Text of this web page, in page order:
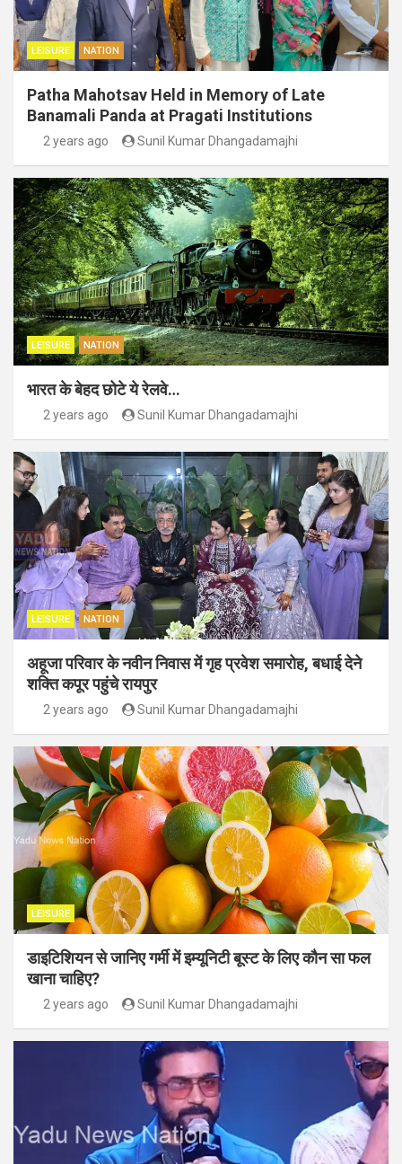
LEISURE NATION
Patha Mahotsav Held in Memory of Late
Banamali Panda at Pragati Institutions
2 years ago Sunil Kumar Dhangadamajhi
LEISURE NATION
भारत के बेहद छोटे ये रेलवे…
2 years ago Sunil Kumar Dhangadamajhi
LEISURE NATION
अहूजा परिवार के नवीन निवास में गृह प्रवेश समारोह, बधाई देने
शक्ति कपूर पहुंचे रायपुर
2 years ago Sunil Kumar Dhangadamajhi
LEISURE
डाइटिशियन से जानिए गर्मी में इम्यूनिटी बूस्ट के लिए कौन सा फल
खाना चाहिए?
2 years ago Sunil Kumar Dhangadamajhi